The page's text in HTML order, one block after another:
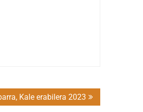
Kale erabilera 2023